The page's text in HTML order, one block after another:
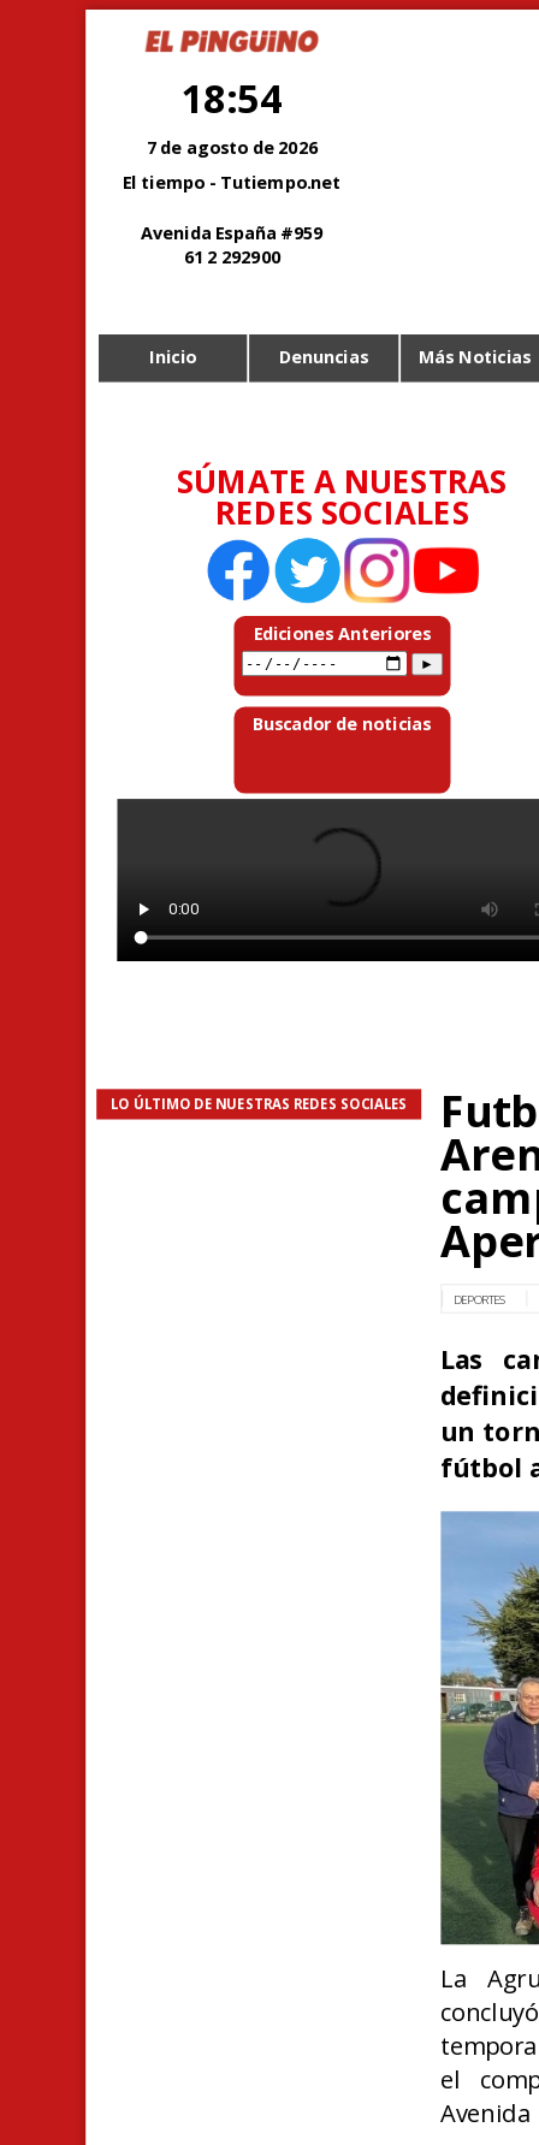
18:54
7 de agosto de 2026
El tiempo - Tutiempo.net
Avenida España #959
61 2 292900
Inicio Denuncias Más Noticias
SÚMATE A NUESTRAS
REDES SOCIALES
Ediciones Anteriores
Buscador de noticias
LO ÚLTIMO DE NUESTRAS REDES SOCIALES
DEPORTES
Las
un
fútbol
La
el
Avenida